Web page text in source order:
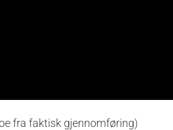
fra faktisk gjennomføring)